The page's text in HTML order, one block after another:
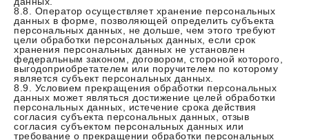
8.8. Оператор осуществляет хранение персональных
данных в форме, позволяющей определить субъекта
персональных данных, не дольше, чем этого требуют
цели обработки персональных данных, если срок
хранения персональных данных не установлен
федеральным законом, договором, стороной которого,
выгодоприобретателем или поручителем по которому
является субъект персональных данных.
8.9. Условием прекращения обработки персональных
данных может являться достижение целей обработки
персональных данных, истечение срока действия
согласия субъекта персональных данных, отзыв
согласия субъектом персональных данных или
требование о прекращении обработки персональных